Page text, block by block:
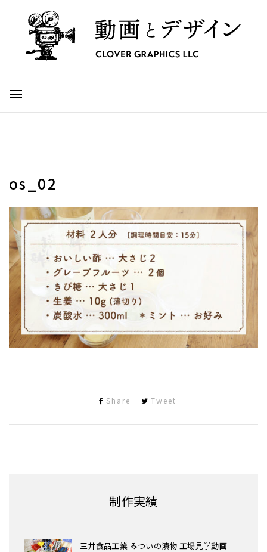
os_02
Share Tweet
制作実績
三井食品工業 みついの漬物 工場見学動画